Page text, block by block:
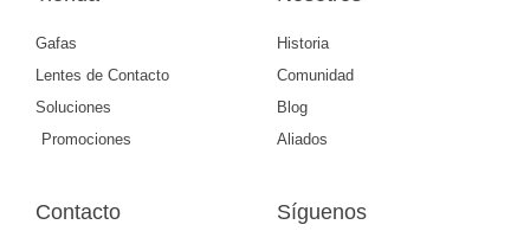
Gafas
Lentes de Contacto
Soluciones
Promociones
Historia
Comunidad
Blog
Aliados
Contacto Síguenos